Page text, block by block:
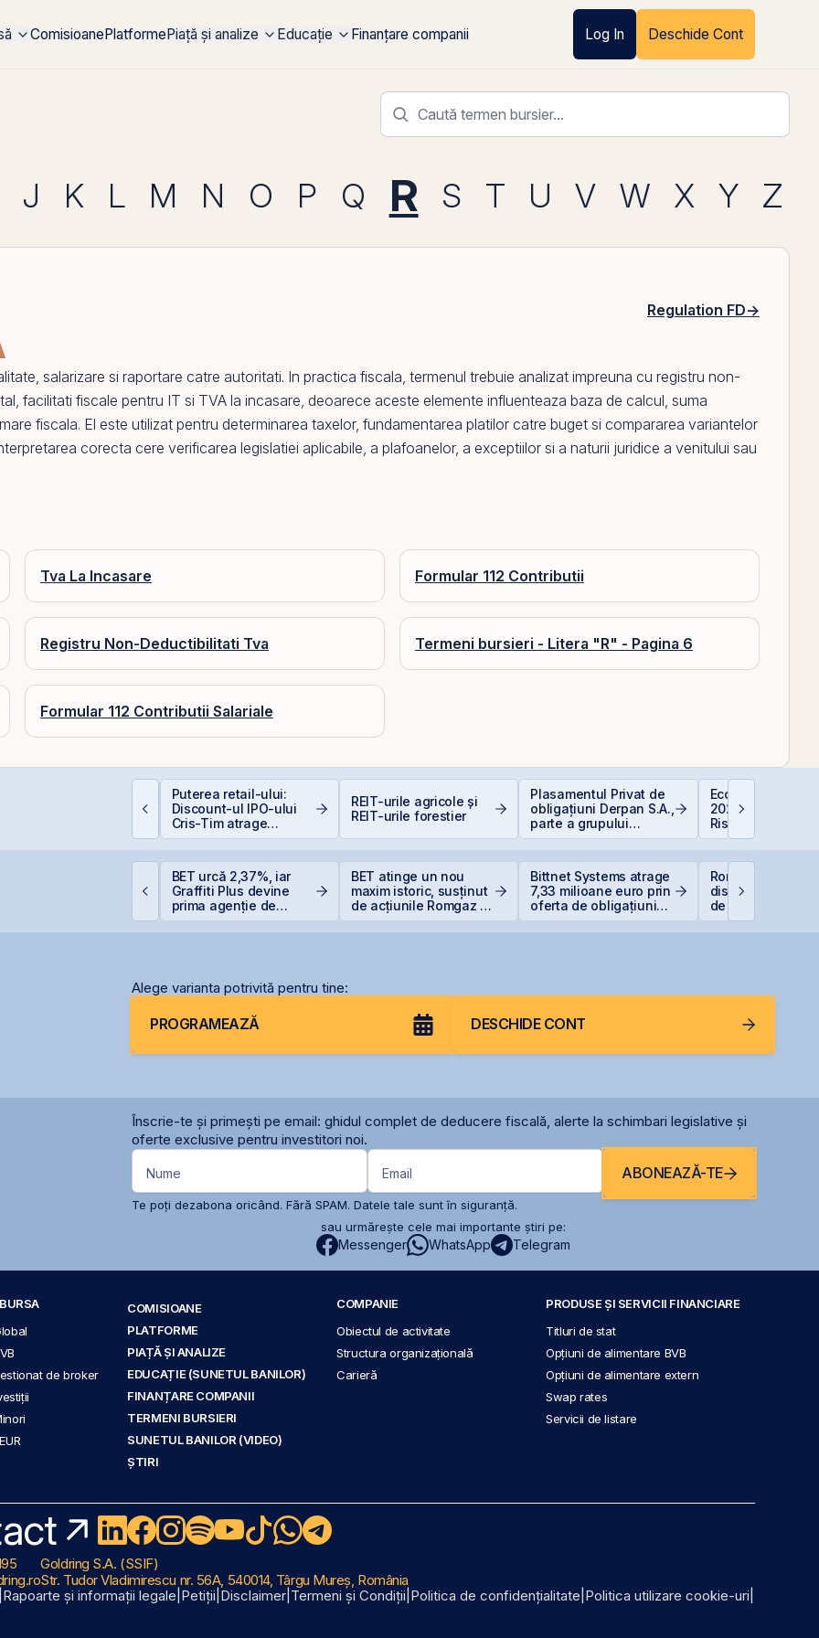
ComisioanePlatformePiață și analize Educație Finanțare companii Log In Deschide Cont
J K L M N O P Q R S T U V W X Y Z
Regulation FD→
salarizare si raportare catre autoritati. In practica fiscala, termenul trebuie analizat impreuna cu registru non-
, facilitati fiscale pentru IT si TVA la incasare, deoarece aceste elemente influenteaza baza de calcul, suma
fiscala. El este utilizat pentru determinarea taxelor, fundamentarea platilor catre buget si compararea variantelor
corecta cere verificarea legislatiei aplicabile, a plafoanelor, a exceptiilor si a naturii juridice a venitului sau
Tva La Incasare Formular 112 Contributii
Registru Non-Deductibilitati Tva Termeni bursieri - Litera "R" - Pagina 6
Formular 112 Contributii Salariale
Puterea retail-ului:
Discount-ul IPO-ului
Cris-Tim atrage
subscrieri de peste 2
a companiei
REIT-urile agricole și
REIT-urile forestier
Plasamentul Privat de
obligațiuni Derpan S.A.,
parte a grupului
Golden Foods Snacks,
Economia
2026:
Riscuri pentru
Investitori
BET urcă 2,37%, iar
Graffiti Plus devine
prima agenție de
BET atinge un nou
maxim istoric, susținut
de acțiunile Romgaz și
Bittnet Systems atrage
7,33 milioane euro prin
oferta de obligațiuni
România începe
discuțiile cu
de rating pentru
menținerea
Alege varianta potrivită pentru tine:
PROGRAMEAZĂ DESCHIDE CONT
Înscrie-te și primești pe email: ghidul complet de deducere fiscală, alerte la schimbari legislative și
oferte exclusive pentru investitori noi.
Nume Email ABONEAZĂ-TE
Te poți dezabona oricând. Fără SPAM. Datele tale sunt în siguranță.
sau urmărește cele mai importante știri pe:
Messenger WhatsApp Telegram
de broker
COMISIOANE
PLATFORME
PIAȚĂ ȘI ANALIZE
EDUCAȚIE (SUNETUL BANILOR)
FINANȚARE COMPANII
TERMENI BURSIERI
SUNETUL BANILOR (VIDEO)
ȘTIRI
COMPANIE
Obiectul de activitate
Structura organizațională
Carieră
PRODUSE ȘI SERVICII FINANCIARE
Titluri de stat
Opțiuni de alimentare BVB
Opțiuni de alimentare extern
Swap rates
Servicii de listare
Goldring S.A. (SSIF)
Str. Tudor Vladimirescu nr. 56A, 540014, Târgu Mureș, România
Rapoarte și informații legale Petiții Disclaimer Termeni și Condiții Politica de confidențialitate Politica utilizare cookie-uri